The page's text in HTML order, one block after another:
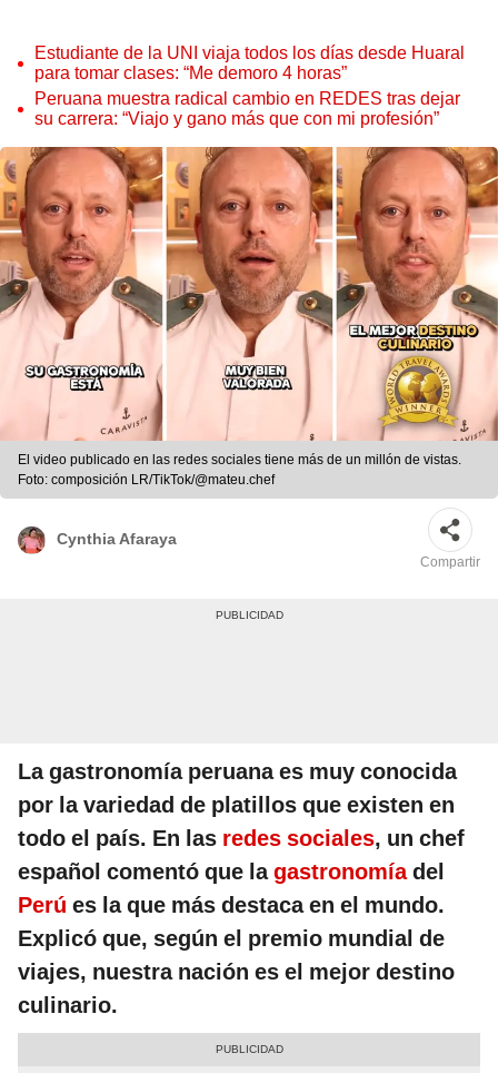
Estudiante de la UNI viaja todos los días desde Huaral
para tomar clases: “Me demoro 4 horas”
Peruana muestra radical cambio en REDES tras dejar
su carrera: “Viajo y gano más que con mi profesión”
El video publicado en las redes sociales tiene más de un millón de vistas.
Foto: composición LR/TikTok/@mateu.chef
Cynthia Afaraya
Compartir
La gastronomía peruana es muy conocida
por la variedad de platillos que existen en
todo el país. En las redes sociales, un chef
español comentó que lagastronomíadel
Perú es la que más destaca en el mundo.
Explicó que, según el premio mundial de
viajes, nuestra nación es el mejor destino
culinario.